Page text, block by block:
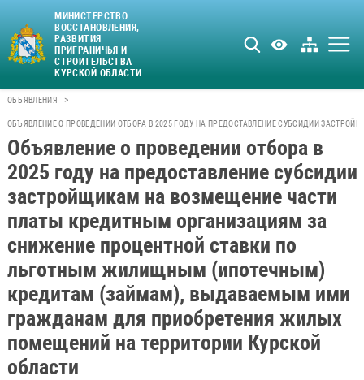
МИНИСТЕРСТВО
ВОССТАНОВЛЕНИЯ,
РАЗВИТИЯ
ПРИГРАНИЧЬЯ И
СТРОИТЕЛЬСТВА
КУРСКОЙ ОБЛАСТИ
ОБЪЯВЛЕНИЯ >
ОБЪЯВЛЕНИЕ О ПРОВЕДЕНИИ ОТБОРА В 2025 ГОДУ НА ПРЕДОСТАВЛЕНИЕ СУБСИДИИ
Объявление о проведении отбора в
2025 году на предоставление субсидии
застройщикам на возмещение части
платы кредитным организациям за
снижение процентной ставки по
льготным жилищным (ипотечным)
кредитам (займам), выдаваемым ими
гражданам для приобретения жилых
помещений на территории Курской
области